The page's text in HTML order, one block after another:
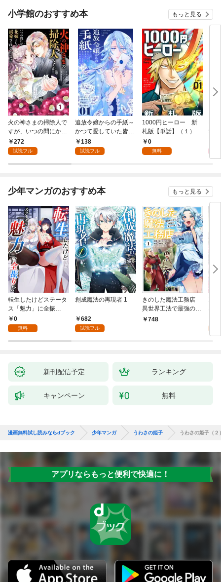
小学館のおすすめ本 もっと見る
火の神さまの掃除人で
すが、いつの間にか花
嫁として溺愛されてい
ます【単話】（１）
272
試読フル
追放令嬢からの手紙～
かつて愛していた皆さ
まへ 私のことなどお忘
れですか？～【単話】
138
試読フル
1000円ヒーロー 新
札版【単話】（１）
0
無料
9.5
少年マンガのおすすめ本 もっと見る
転生したけどステータ
ス「魅力」に全振
り！？(1)
0
無料
創成魔法の再現者 1
682
試読フル
きのした魔法工務店
異世界工法で最強の家
づくりを（コミック）
748
兆
る
新刊配信予定 ランキング
キャンペーン 無料
漫画無料試し読みならdブック 少年マンガ うわさの姫子 うわさの姫子（２
アプリならもっと便利で快適に！